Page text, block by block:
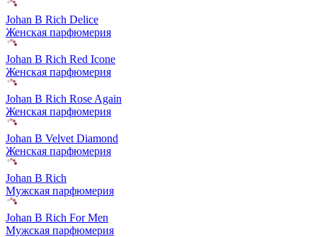
Johan B Rich Delice
Женская парфюмерия
Johan B Rich Red Icone
Женская парфюмерия
Johan B Rich Rose Again
Женская парфюмерия
Johan B Velvet Diamond
Женская парфюмерия
Johan B Rich
Мужская парфюмерия
Johan B Rich For Men
Мужская парфюмерия